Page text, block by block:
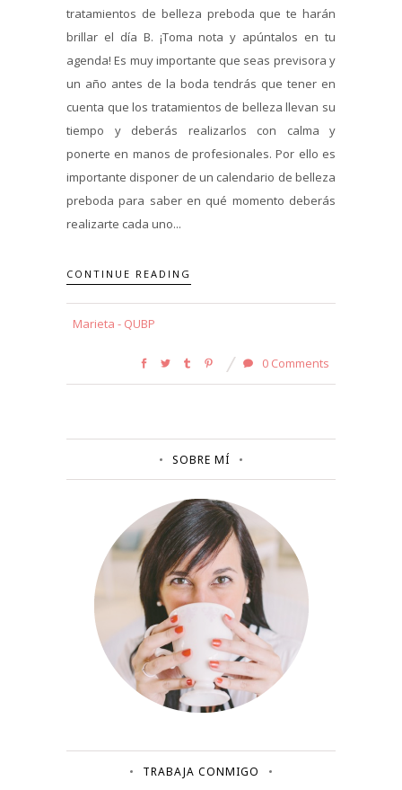
tratamientos de belleza preboda que te harán
brillar el día B. ¡Toma nota y apúntalos en tu
agenda! Es muy importante que seas previsora y
un año antes de la boda tendrás que tener en
cuenta que los tratamientos de belleza llevan su
tiempo y deberás realizarlos con calma y
ponerte en manos de profesionales. Por ello es
importante disponer de un calendario de belleza
preboda para saber en qué momento deberás
realizarte cada uno...
CONTINUE READING
Marieta - QUBP
0 Comments
SOBRE MÍ
TRABAJA CONMIGO